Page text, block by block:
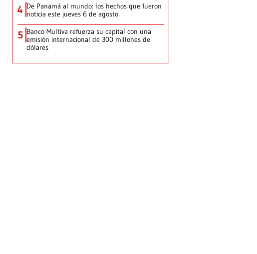
4 De Panamá al mundo: los hechos que fueron
noticia este jueves 6 de agosto
5 Banco Multiva refuerza su capital con una
emisión internacional de 300 millones de
dólares